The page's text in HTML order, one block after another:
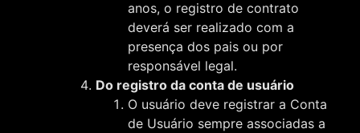
anos, o registro de contrato
deverá ser realizado com a
presença dos pais ou por
responsável legal.
Do registro da conta de usuário
O usuário deve registrar a Conta
de Usuário sempre associadas a